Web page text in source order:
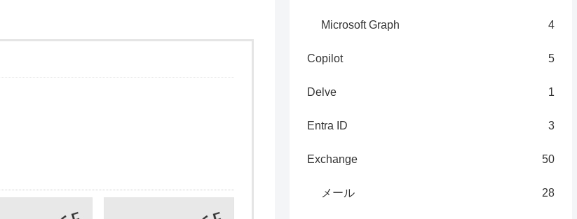
Microsoft Graph 4
Copilot 5
Delve 1
Entra ID 3
Exchange 50
メール 28